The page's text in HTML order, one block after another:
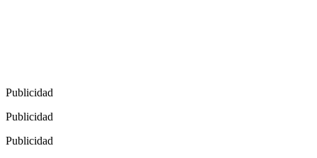
Publicidad
Publicidad
Publicidad